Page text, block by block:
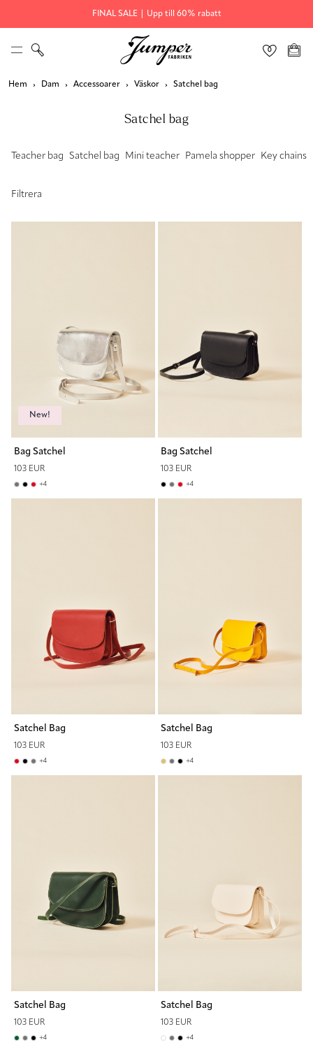
FINAL SALE | Upp till 60% rabatt
Hem Dam Accessoarer Väskor Satchel bag
Satchel bag
Teacher bag Satchel bag Mini teacher Pamela shopper Key chains
Filtrera
New!
Bag Satchel
103 EUR
+4
Bag Satchel
103 EUR
+4
Satchel Bag
103 EUR
+4
Satchel Bag
103 EUR
+4
Satchel Bag
103 EUR
+4
Satchel Bag
103 EUR
+4